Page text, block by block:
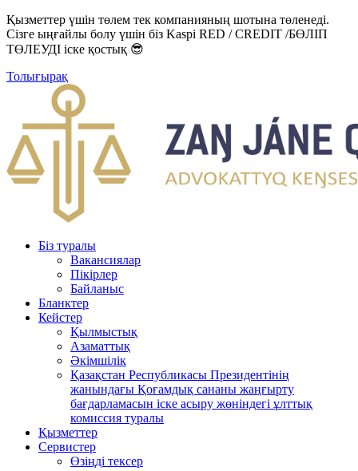
Қызметтер үшін төлем тек компанияның шотына төленеді.
Сізге ыңғайлы болу үшін біз Kaspi RED / CREDIT /БӨЛІП
ТӨЛЕУДІ іске қостық 😎
Толығырақ
Біз туралы
Вакансиялар
Пікірлер
Байланыс
Бланктер
Кейстер
Қылмыстық
Азаматтық
Әкімшілік
Қазақстан Республикасы Президентінің
жанындағы Қоғамдық сананы жаңғырту
бағдарламасын іске асыру жөніндегі ұлттық
комиссия туралы
Қызметтер
Сервистер
Өзіңді тексер